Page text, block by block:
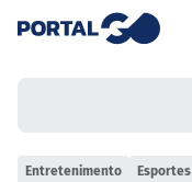
Entretenimento Esportes